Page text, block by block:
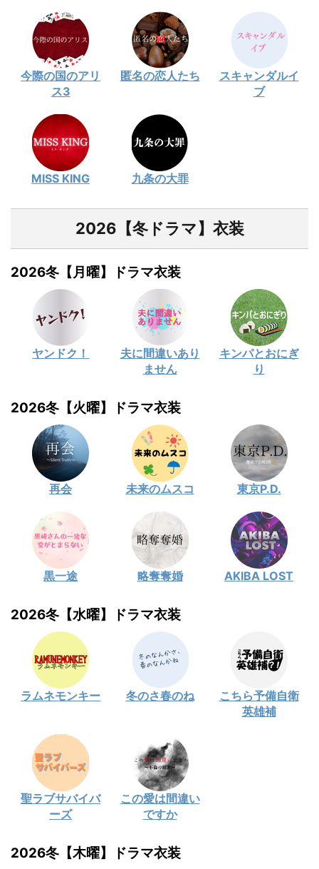
今際の国のアリ
ス3
匿名の恋人たち
スキャンダルイ
ブ
MISS KING 九条の大罪
2026【冬ドラマ】衣装
2026冬【月曜】ドラマ衣装
ヤンドク！
夫に間違いあり
ません
キンパとおにぎ
り
2026冬【火曜】ドラマ衣装
再会 未来のムスコ 東京P.D.
黒一途 略奪奪婚 AKIBA LOST
2026冬【水曜】ドラマ衣装
ラムネモンキー 冬のさ春のね
こちら予備自衛
英雄補
聖ラブサバイバ
ーズ
この愛は間違い
ですか
2026冬【木曜】ドラマ衣装